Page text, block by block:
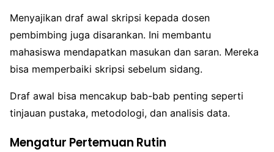
Menyajikan draf awal skripsi kepada dosen
pembimbing juga disarankan. Ini membantu
mahasiswa mendapatkan masukan dan saran. Mereka
bisa memperbaiki skripsi sebelum sidang.
Draf awal bisa mencakup bab-bab penting seperti
tinjauan pustaka, metodologi, dan analisis data.
Mengatur Pertemuan Rutin